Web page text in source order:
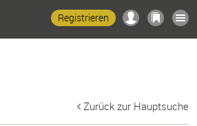
Registrieren
Zurück zur Hauptsuche